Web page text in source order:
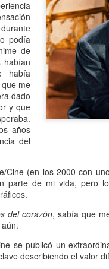
podía
de
habían
había
me
dado
y que
años
del
Cine (en los 2000 con
parte de mi vida, pero
del corazón, sabía que
se publicó un
describiendo el valor
que no le temió a la